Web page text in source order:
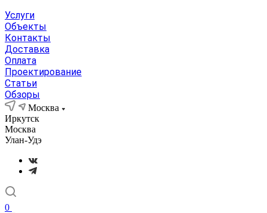
Услуги
Объекты
Контакты
Доставка
Оплата
Проектирование
Статьи
Обзоры
Москва
Иркутск
Москва
Улан-Удэ
0